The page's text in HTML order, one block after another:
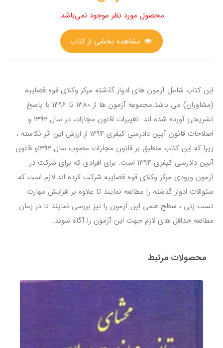
محصول مورد نظر موجود نمی‌باشد.
مشاهده بخشی از کتاب
این کتاب شامل آزمون های ادوار گذشته مرکز وکلای قوه قضاییه
(مشاوران) می باشد.مجموعه آزمون ها از 1380 تا 1396 با پاسخ
تشریحی آورده شده اند. تغییرات قانون مجازات در سال 1392 و
اصلاحات قانون آیین دادرسی کیفری 1394 از ارزش این اثر نکاسته ،
زیرا که این کتاب منطبق بر قانون مجازات مصوب سال 1392و قانون
آیین دادرسی کیفری 1394 است. برای افرادی که برای شرکت در
آزمون ورودی مرکز وکلای قوه قضاییه شرکت کرده اند لازم است که
سئوالات ادوار گذشته را مطالعه نمایند تا علاوه بر افزایش مهارت
تست زنی ، سطح علمی این آزمون را نیز بررسی نمایند تا در زمان
مطالعه حداقل های لازم جهت این آزمون را آگاه شوند.
محصولات مرتبط